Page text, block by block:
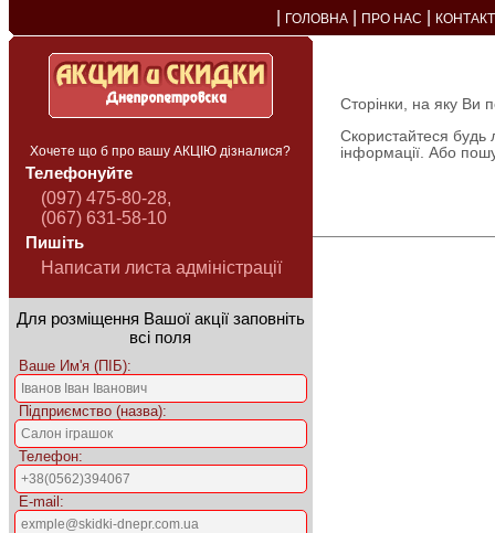
ГОЛОВНА ПРО НАС
Хочете що б про вашу АКЦІЮ дізналися?
Телефонуйте
(097) 475-80-28,
(067) 631-58-10
Пишіть
Написати листа адміністрації
Для розміщення Вашої акції заповніть
всі поля
Ваше Им'я (ПІБ):
Підприємство (назва):
Телефон:
E-mail:
Сторінки, на яку Ви
Скористайтеся будь
інформації. Або